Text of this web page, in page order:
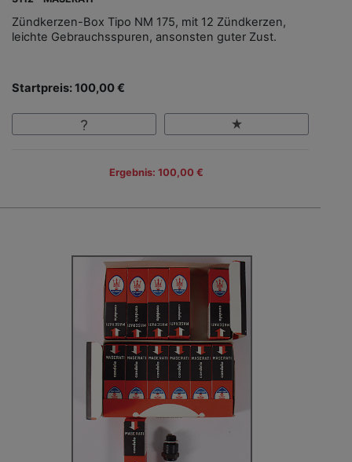
Zündkerzen-Box Tipo NM 175, mit 12 Zündkerzen,
leichte Gebrauchsspuren, ansonsten guter Zust.
Startpreis: 100,00 €
Ergebnis: 100,00 €